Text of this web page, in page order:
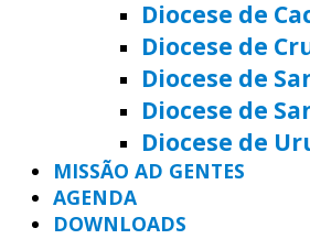
Diocese de
Diocese de
Diocese de
Diocese de
Diocese de
MISSÃO AD GENTES
AGENDA
DOWNLOADS